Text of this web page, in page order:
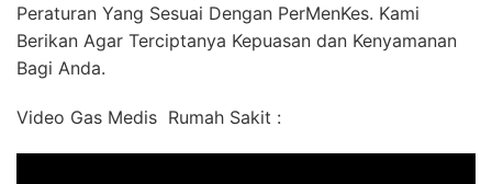
Peraturan Yang Sesuai Dengan PerMenKes. Kami
Berikan Agar Terciptanya Kepuasan dan Kenyamanan
Bagi Anda.
Video Gas Medis Rumah Sakit :